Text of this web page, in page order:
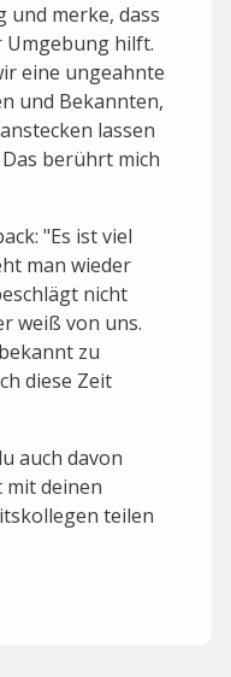
und merke, dass
Umgebung hilft.
eine ungeahnte
und Bekannten,
lassen
berührt mich
"Es ist viel
man wieder
nicht
weiß von uns.
zu
diese Zeit
auch davon
deinen
teilen